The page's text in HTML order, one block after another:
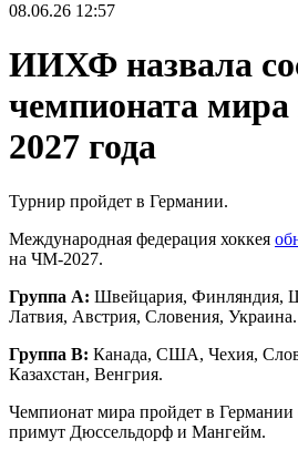
08.06.26 12:57
ИИХФ назвала
чемпионата
2027 года
Турнир пройдет в Германии.
Международная федерация хоккея
на ЧМ-2027.
Группа А: Швейцария, Финляндия,
Латвия, Австрия, Словения, Украина.
Группа B: Канада, США, Чехия,
Казахстан, Венгрия.
Чемпионат мира пройдет в
примут Дюссельдорф и Мангейм.